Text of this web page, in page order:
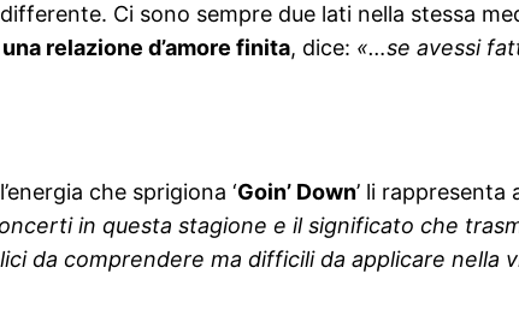
Ci sono sempre due lati nella stessa
relazione d’amore finita, dice: «…se avessi
che sprigiona ‘Goin’ Down’ li rappresenta
in questa stagione e il significato che
da comprendere ma difficili da applicare nella